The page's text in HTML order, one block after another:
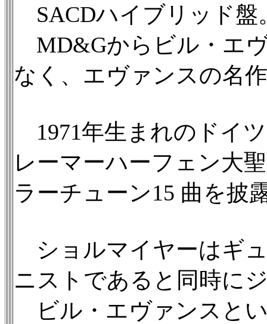
SACDハイブリッド盤
MD&Gからビル・エ
なく、エヴァンスの名
1971年生まれのドイ
レーマーハーフェン大
ラーチューン15 曲を披
ショルマイヤーはギ
ニストであると同時に
ビル・エヴァンスと